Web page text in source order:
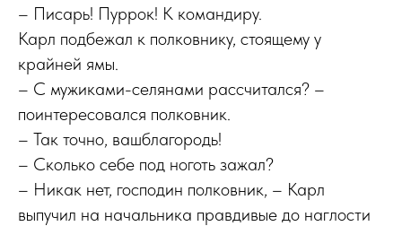
– Писарь! Пуррок! К командиру.
Карл подбежал к полковнику, стоящему у
крайней ямы.
– С мужиками-селянами рассчитался? –
поинтересовался полковник.
– Так точно, вашблагородь!
– Сколько себе под ноготь зажал?
– Никак нет, господин полковник, – Карл
выпучил на начальника правдивые до наглости